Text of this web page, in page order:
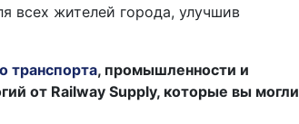
всех жителей города, улучшив
транспорта, промышленности и
от Railway Supply, которые вы могли